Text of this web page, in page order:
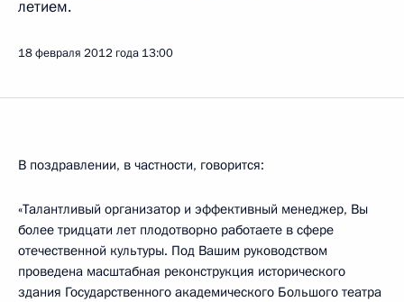
летием.
18 февраля 2012 года 13:00
В поздравлении, в частности, говорится:
«Талантливый организатор и эффективный менеджер, Вы
более тридцати лет плодотворно работаете в сфере
отечественной культуры. Под Вашим руководством
проведена масштабная реконструкция исторического
здания Государственного академического Большого театра